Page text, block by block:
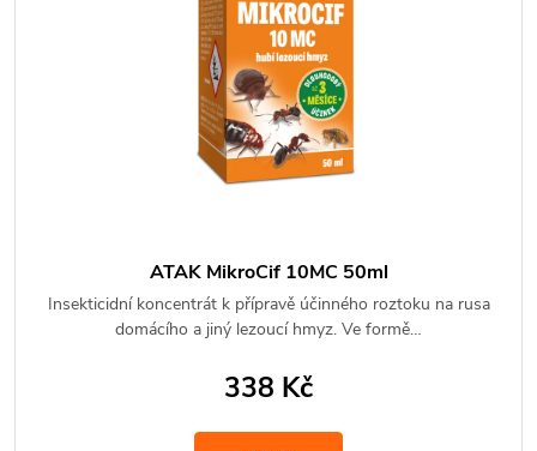
ATAK MikroCif 10MC 50ml
Insekticidní koncentrát k přípravě účinného roztoku na rusa
domácího a jiný lezoucí hmyz. Ve formě…
338 Kč